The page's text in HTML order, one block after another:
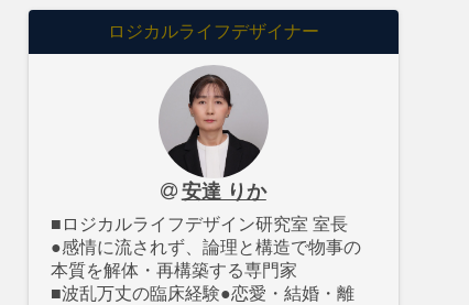
ロジカルライフデザイナー
安達 りか
■ロジカルライフデザイン研究室 室長
●感情に流されず、論理と構造で物事の
本質を解体・再構築する専門家
■波乱万丈の臨床経験●恋愛・結婚・離